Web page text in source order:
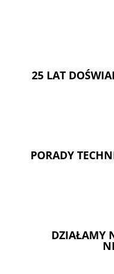
25 LAT
PORADY
DZIAŁAMY